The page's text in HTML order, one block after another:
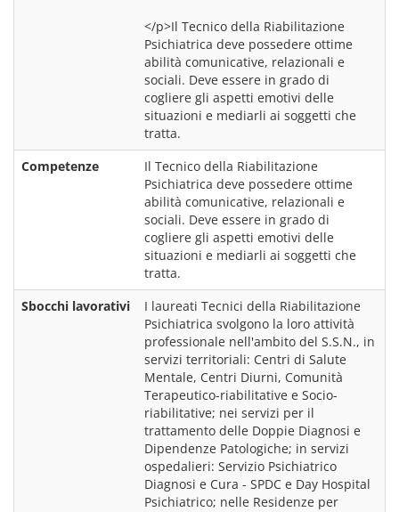
</p>Il Tecnico della Riabilitazione
Psichiatrica deve possedere ottime
abilità comunicative, relazionali e
sociali. Deve essere in grado di
cogliere gli aspetti emotivi delle
situazioni e mediarli ai soggetti che
tratta.
Competenze
Il Tecnico della Riabilitazione
Psichiatrica deve possedere ottime
abilità comunicative, relazionali e
sociali. Deve essere in grado di
cogliere gli aspetti emotivi delle
situazioni e mediarli ai soggetti che
tratta.
Sbocchi lavorativi
I laureati Tecnici della Riabilitazione
Psichiatrica svolgono la loro attività
professionale nell'ambito del S.S.N., in
servizi territoriali: Centri di Salute
Mentale, Centri Diurni, Comunità
Terapeutico-riabilitative e Socio-
riabilitative; nei servizi per il
trattamento delle Doppie Diagnosi e
Dipendenze Patologiche; in servizi
ospedalieri: Servizio Psichiatrico
Diagnosi e Cura - SPDC e Day Hospital
Psichiatrico; nelle Residenze per